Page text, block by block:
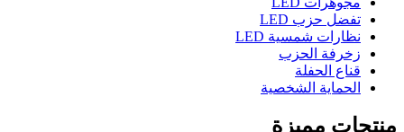
تفضل حزب LED
نظارات شمسية LED
زخرفة الحزب
قناع الحفلة
الحماية الشخصية
منتجات مميزة